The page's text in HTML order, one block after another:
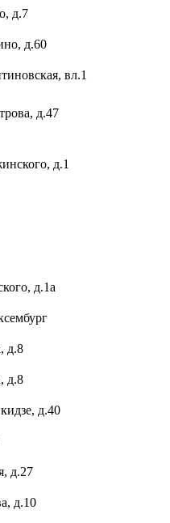
д.7
д.60
вл.1
д.47
д.1
д.1а
д.8
д.8
д.40
д.27
д.10